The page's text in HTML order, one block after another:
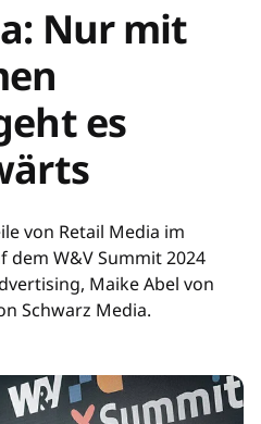
Nur mit
es
von Retail Media im
W&V Summit 2024
Maike Abel von
Schwarz Media.